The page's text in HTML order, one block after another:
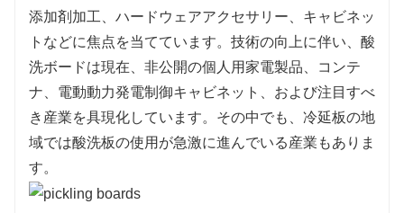
添加剤加工、ハードウェアアクセサリー、キャビネッ
トなどに焦点を当てています。技術の向上に伴い、酸
洗ボードは現在、非公開の個人用家電製品、コンテ
ナ、電動動力発電制御キャビネット、および注目すべ
き産業を具現化しています。その中でも、冷延板の地
域では酸洗板の使用が急激に進んでいる産業もありま
す。